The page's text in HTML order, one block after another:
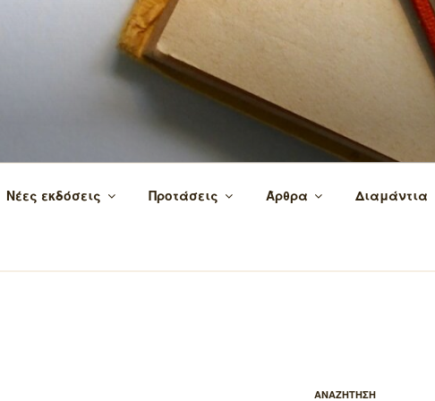
τα βιβλία και τη γνώση!
Νέες εκδόσεις Προτάσεις Άρθρα Διαμάντια
ΑΝΑΖΗΤΗΣΗ